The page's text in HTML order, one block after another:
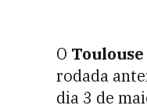
O Toulouse
rodada
dia 3 de